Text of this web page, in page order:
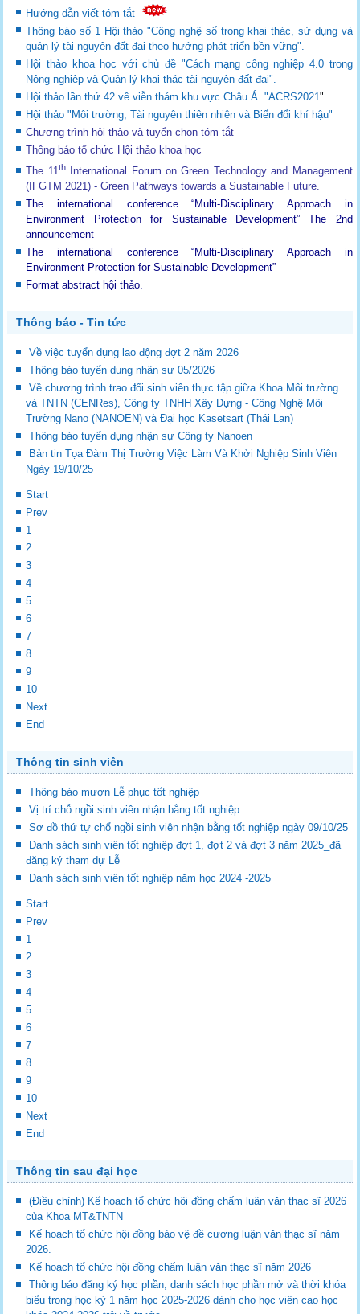
Hướng dẫn viết tóm tắt
Thông báo số 1 Hội thảo "Công nghệ số trong khai thác, sử dụng và
quản lý tài nguyên đất đai theo hướng phát triển bền vững".
Hội thảo khoa học với chủ đề "Cách mạng công nghiệp 4.0 trong
Nông nghiệp và Quản lý khai thác tài nguyên đất đai".
Hội thảo lần thứ 42 về viễn thám khu vực Châu Á "ACRS2021"
Hội thảo "Môi trường, Tài nguyên thiên nhiên và Biến đổi khí hậu"
Chương trình hội thảo và tuyển chọn tóm tắt
Thông báo tổ chức Hội thảo khoa học
The 11thInternational Forum on Green Technology and Management
(IFGTM 2021) - Green Pathways towards a Sustainable Future.
The international conference “Multi-Disciplinary Approach in
Environment Protection for Sustainable Development”The 2nd
announcement
The international conference “Multi-Disciplinary Approach in
Environment Protection for Sustainable Development”
Format abstract hội thảo.
Thông báo - Tin tức
Về việc tuyển dụng lao động đợt 2 năm 2026
Thông báo tuyển dụng nhân sự 05/2026
Về chương trình trao đổi sinh viên thực tập giữa Khoa Môi trường
và TNTN (CENRes), Công ty TNHH Xây Dựng - Công Nghệ Môi
Trường Nano (NANOEN) và Đại học Kasetsart (Thái Lan)
Thông báo tuyển dụng nhận sự Công ty Nanoen
Bản tin Tọa Đàm Thị Trường Việc Làm Và Khởi Nghiệp Sinh Viên
Ngày 19/10/25
Start
Prev
1
2
3
4
5
6
7
8
9
10
Next
End
Thông tin sinh viên
Thông báo mượn Lễ phục tốt nghiệp
Vị trí chỗ ngồi sinh viên nhận bằng tốt nghiệp
Sơ đồ thứ tự chổ ngồi sinh viên nhận bằng tốt nghiệp ngày 09/10/25
Danh sách sinh viên tốt nghiệp đợt 1, đợt 2 và đợt 3 năm 2025_đã
đăng ký tham dự Lễ
Danh sách sinh viên tốt nghiệp năm học 2024 -2025
Start
Prev
1
2
3
4
5
6
7
8
9
10
Next
End
Thông tin sau đại học
(Điều chỉnh) Kế hoạch tổ chức hội đồng chấm luận văn thạc sĩ 2026
của Khoa MT&TNTN
Kế hoạch tổ chức hội đồng bảo vệ đề cương luận văn thạc sĩ năm
2026.
Kế hoạch tổ chức hội đồng chấm luận văn thạc sĩ năm 2026
Thông báo đăng ký học phần, danh sách học phần mở và thời khóa
biểu trong học kỳ 1 năm học 2025-2026 dành cho học viên cao học